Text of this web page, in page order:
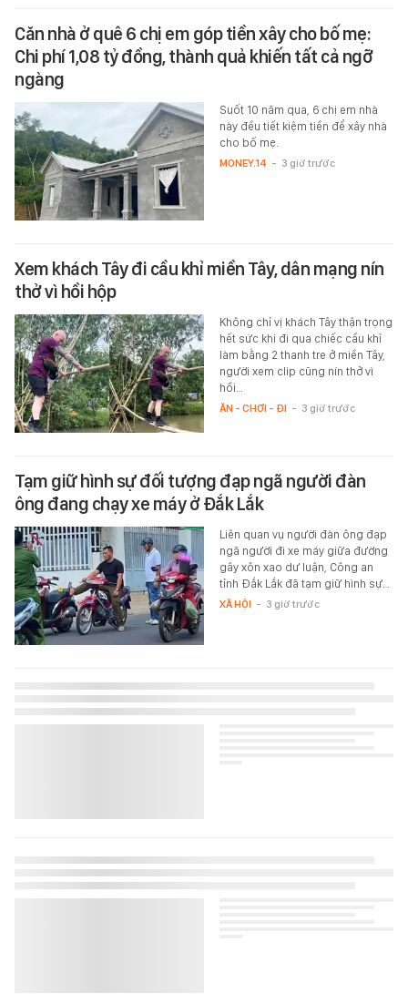
Căn nhà ở quê 6 chị em góp tiền xây cho bố mẹ:
Chi phí 1,08 tỷ đồng, thành quả khiến tất cả ngỡ
ngàng
Suốt 10 năm qua, 6 chị em nhà
này đều tiết kiệm tiền để xây nhà
cho bố mẹ.
MONEY.14 - 3 giờ trước
Xem khách Tây đi cầu khỉ miền Tây, dân mạng nín
thở vì hồi hộp
Không chỉ vị khách Tây thận trọng
hết sức khi đi qua chiếc cầu khỉ
làm bằng 2 thanh tre ở miền Tây,
người xem clip cũng nín thở vì
hồi…
ĂN - CHƠI - ĐI - 3 giờ trước
Tạm giữ hình sự đối tượng đạp ngã người đàn
ông đang chạy xe máy ở Đắk Lắk
Liên quan vụ người đàn ông đạp
ngã người đi xe máy giữa đường
gây xôn xao dư luận, Công an
tỉnh Đắk Lắk đã tạm giữ hình sự…
XÃ HỘI - 3 giờ trước